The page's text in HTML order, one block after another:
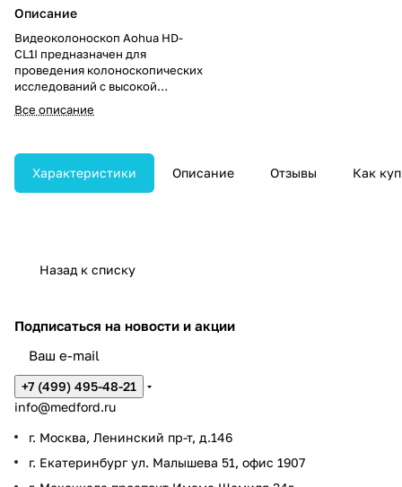
Описание
Видеоколоноскоп Aohua HD-
CL1I предназначен для
проведения колоноскопических
исследований с высокой
чёткостью изображения.
Оснащён рабочей частью
12,8 мм, четырёхсторонним
изгибом дистального конца,
глубиной резкости 2–100 мм и
Все описание
Характеристики Описание Отзывы Как
Назад к списку
Подписаться на новости и акции
+7 (499) 495-48-21
info@medford.ru
г. Москва, Ленинский пр-т, д.146
г. Екатеринбург ул. Малышева 51, офис 1907